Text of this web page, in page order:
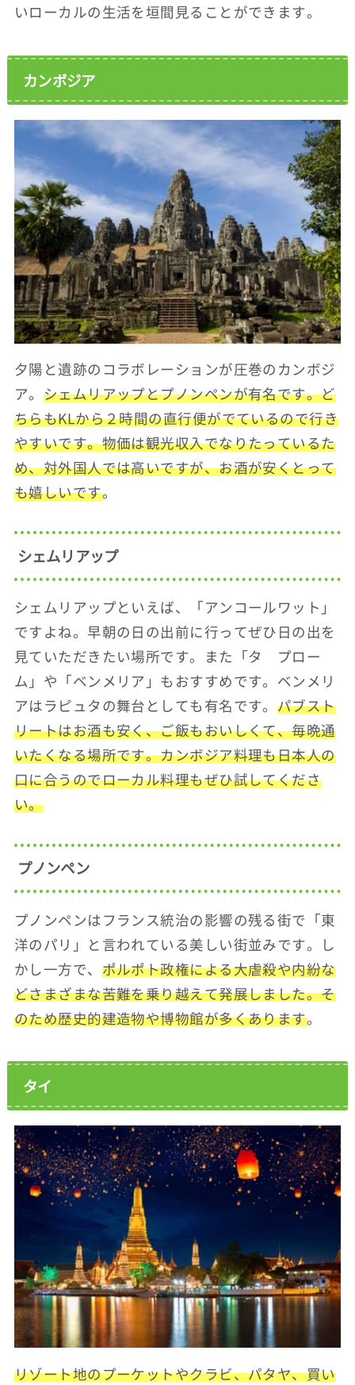
いローカルの生活を垣間見ることができます。
カンボジア
夕陽と遺跡のコラボレーションが圧巻のカンボジ
ア。 シェムリアップとプノンペンが有名です。ど
ちらもKLから２時間の直行便がでているので行き
やすいです。物価は観光収入でなりたっているた
め、対外国人では高いですが、お酒が安くとって
も嬉しいです。
シェムリアップ
シェムリアップといえば、「アンコールワット」
ですよね。早朝の日の出前に行ってぜひ日の出を
見ていただきたい場所です。また「タ プロー
ム」や「ベンメリア」もおすすめです。ベンメリ
アはラピュタの舞台としても有名です。 パブスト
リートはお酒も安く、ご飯もおいしくて、毎晩通
いたくなる場所です。カンボジア料理も日本人の
口に合うのでローカル料理もぜひ試してくださ
い。
プノンペン
プノンペンはフランス統治の影響の残る街で「東
洋のパリ」と言われている美しい街並みです。し
かし一方で、 ポルポト政権による大虐殺や内紛な
どさまざまな苦難を乗り越えて発展しました。そ
のため歴史的建造物や博物館が多くあります。
タイ
リゾート地のプーケットやクラビ、パタヤ、買い